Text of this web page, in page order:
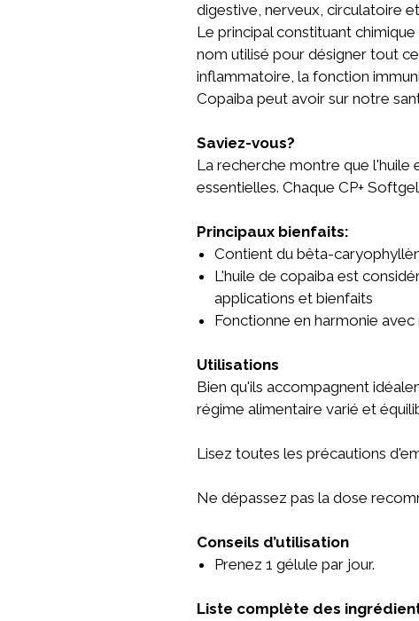
digestive, nerveux, circulatoire
Le principal constituant
nom utilisé pour désigner tout
inflammatoire, la fonction
Copaiba peut avoir sur notre
Saviez-vous?
La recherche montre que l'huile
essentielles. Chaque CP+
Principaux bienfaits:
Contient du bêta-
L'huile de copaiba est
applications et bienfaits
Fonctionne en harmonie
Utilisations
Bien qu'ils accompagnent
régime alimentaire varié et
Lisez toutes les précautions
Ne dépassez pas la dose
Conseils d’utilisation
Prenez 1 gélule par jour.
Liste complète des